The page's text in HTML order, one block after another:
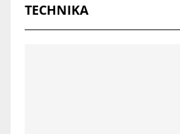
TECHNIKA